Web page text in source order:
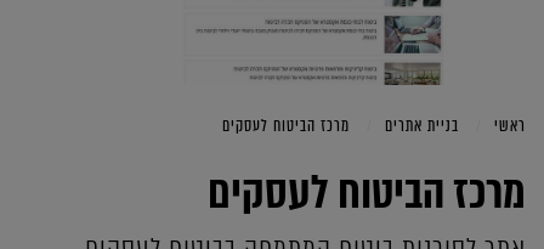
ראשי בניית אתרים מרכז הביטוח לעסקים
מרכז הביטוח לעסקים